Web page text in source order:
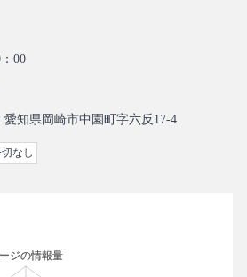
00
愛知県岡崎市中園町字六反17-4
なし